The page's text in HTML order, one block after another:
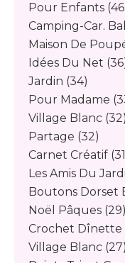
Pour Enfants
Camping-Car.
Maison De
Idées Du Net
Jardin (34)
Pour Madame
Village Blanc (32)
Partage (32)
Carnet Créatif
Les Amis Du
Boutons Dorset
Noël Pâques (29)
Crochet Dînette
Village Blanc (27)